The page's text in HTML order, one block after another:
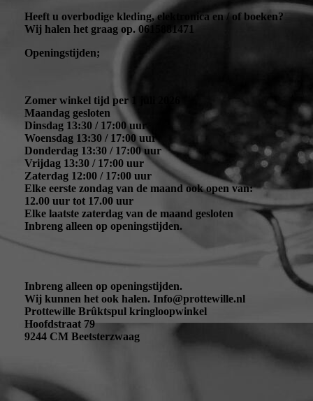
Heeft u overbodige kleding, elektronica en / of boeken?
Wij halen het graag op. 0615881471
Openingstijden;
Zomer winkel tijd per 1 juli 2026
Maandag gesloten
Dinsdag 13:30 / 17:00 uur
Woensdag 13:30 / 17:00 uur
Donderdag 13:30 / 17:00 uur
Vrijdag 13:30 / 17:00 uur
Zaterdag 12:00 / 17:00 uur
Elke eerste zondag van de maand ook open van:
12.00 uur tot 17.00 uur
Elke laatste zaterdag van de maand gesloten
Inbreng alleen op openingstijden.
Inbreng alleen op openingstijden.
Wij kunnen het ook halen. Info@prottewille.nl
Prottewille Brûktspul kringloopwinkel
Hoofdstraat 79
9244 CM Beetsterzwaag